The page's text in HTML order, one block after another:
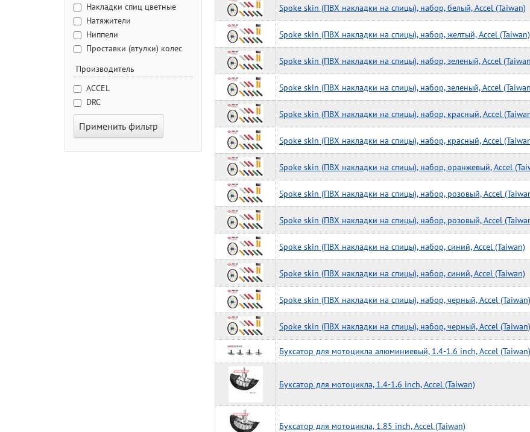
Накладки спиц цветные
Натяжители
Ниппели
Проставки (втулки) колес
Производитель
ACCEL
DRC
Применить фильтр
Spoke skin (ПВХ накладки на спицы), набор, белый, Accel (Taiwan)
Spoke skin (ПВХ накладки на спицы), набор, желтый, Accel (Taiwan)
Spoke skin (ПВХ накладки на спицы), набор, зеленый, Accel
Spoke skin (ПВХ накладки на спицы), набор, зеленый, Accel
Spoke skin (ПВХ накладки на спицы), набор, красный, Accel
Spoke skin (ПВХ накладки на спицы), набор, красный, Accel
Spoke skin (ПВХ накладки на спицы), набор, оранжевый, Accel
Spoke skin (ПВХ накладки на спицы), набор, розовый, Accel
Spoke skin (ПВХ накладки на спицы), набор, розовый, Accel
Spoke skin (ПВХ накладки на спицы), набор, синий, Accel (Taiwan)
Spoke skin (ПВХ накладки на спицы), набор, синий, Accel (Taiwan)
Spoke skin (ПВХ накладки на спицы), набор, черный, Accel (Taiwan)
Spoke skin (ПВХ накладки на спицы), набор, черный, Accel (Taiwan)
Буксатор для мотоцикла алюминиевый, 1.4-1.6 inch, Accel (Taiwan)
Буксатор для мотоцикла, 1.4-1.6 inch, Accel (Taiwan)
Буксатор для мотоцикла, 1.85 inch, Accel (Taiwan)